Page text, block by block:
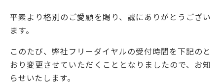
平素より格別のご愛顧を賜り、誠にありがとうござい
ます。
このたび、弊社フリーダイヤルの受付時間を下記のと
おり変更させていただくこととなりましたので、お知
らせいたします。